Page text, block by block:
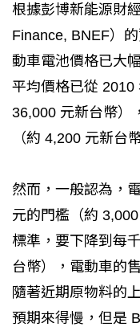
根據彭博新能源財
Finance, BNEF）
動車電池價格已大
平均價格已從 2010
36,000 元新台幣）
（約 4,200 元新台
然而，一般認為，
元的門檻（約
標準，要下降到每
台幣），電動車的
隨著近期原物料的
預期來得慢，但是